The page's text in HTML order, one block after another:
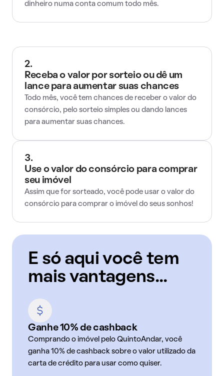
dinheiro numa conta comum todo mês.
2.
Receba o valor por sorteio ou dê um
lance para aumentar suas chances
Todo mês, você tem chances de receber o valor do
consórcio, pelo sorteio simples ou dando lances
para aumentar suas chances.
3.
Use o valor do consórcio para comprar
seu imóvel
Assim que for sorteado, você pode usar o valor do
consórcio para comprar o imóvel do seus sonhos!
E só aqui você tem
mais vantagens...
Ganhe 10% de cashback
Comprando o imóvel pelo QuintoAndar, você
ganha 10% de cashback sobre o valor utilizado da
carta de crédito para usar como quiser.